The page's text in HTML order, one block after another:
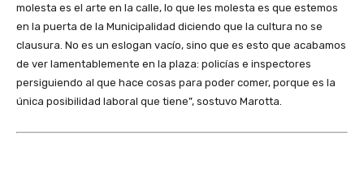
molesta es el arte en la calle, lo que les molesta es que estemos
en la puerta de la Municipalidad diciendo que la cultura no se
clausura. No es un eslogan vacío, sino que es esto que acabamos
de ver lamentablemente en la plaza: policías e inspectores
persiguiendo al que hace cosas para poder comer, porque es la
única posibilidad laboral que tiene”, sostuvo Marotta.